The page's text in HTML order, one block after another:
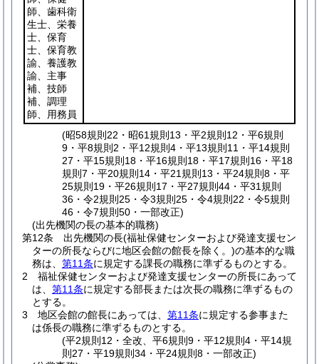
師、歯科衛
生士、栄養
士、保育
士、保育教
諭、養護教
諭、主事
補、技師
補、調理
師、用務員
(昭58規則22・昭61規則13・平2規則12・平6規則
9・平8規則2・平12規則4・平13規則11・平14規則
27・平15規則18・平16規則18・平17規則16・平18
規則7・平20規則14・平21規則13・平24規則8・平
25規則19・平26規則17・平27規則44・平31規則
36・令2規則25・令3規則25・令4規則22・令5規則
46・令7規則50・一部改正)
(出先機関の長の基本的職務)
第12条
出先機関の長(福祉保健センターおよび発達支援セン
ターの所長ならびに地区会館の館長を除く。)の基本的な職
務は、 第11条に規定する課長の職務に準ずるものとする。
2
福祉保健センターおよび発達支援センターの所長にあって
は、 第11条に規定する部長または次長の職務に準ずるもの
とする。
3
地区会館の館長にあっては、 第11条に規定する参事また
は係長の職務に準ずるものとする。
(平2規則12・全改、平6規則9・平12規則4・平14規
則27・平19規則34・平24規則8・一部改正)